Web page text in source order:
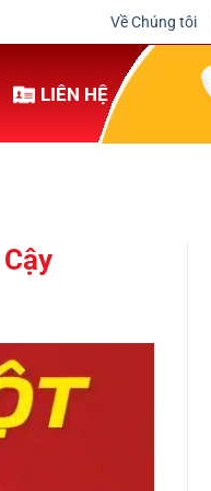
Về Chúng tôi
LIÊN HỆ